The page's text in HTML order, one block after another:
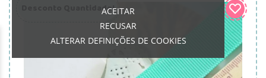
ACEITAR
RECUSAR
ALTERAR DEFINIÇÕES DE COOKIES
Desconto Quantidade!